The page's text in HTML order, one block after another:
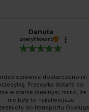
Danuta
zweryfikowano
sprawnie dostarczono mi
Przesyłka dotarła do
w stanie idealnym, mimo, że
nie były to najłatwiejsze
do transportu Obsługa